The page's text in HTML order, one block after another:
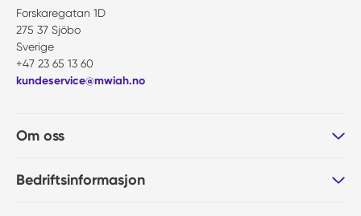
Forskaregatan 1D
275 37 Sjöbo
Sverige
+47 23 65 13 60
kundeservice@mwiah.no
Om oss
Bedriftsinformasjon